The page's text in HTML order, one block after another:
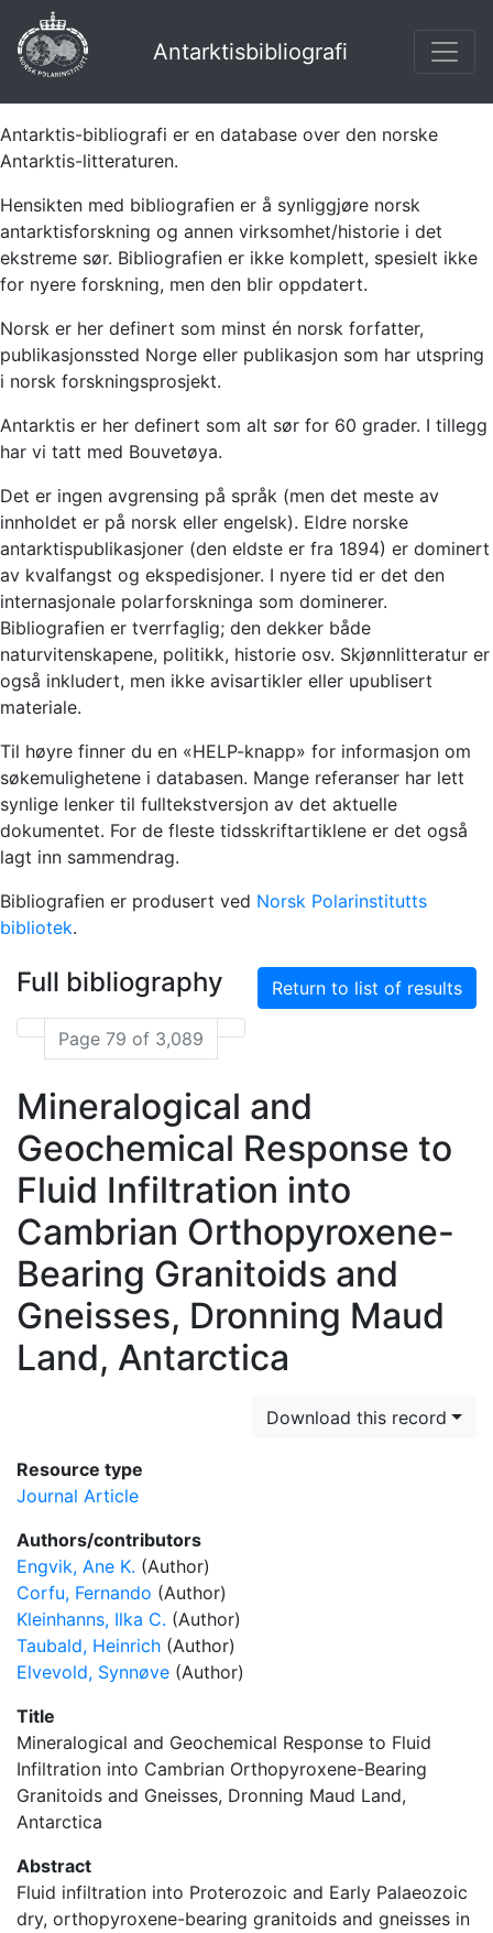
Antarktisbibliografi
Antarktis-bibliografi er en database over den norske
Antarktis-litteraturen.
Hensikten med bibliografien er å synliggjøre norsk
antarktisforskning og annen virksomhet/historie i det
ekstreme sør. Bibliografien er ikke komplett, spesielt ikke
for nyere forskning, men den blir oppdatert.
Norsk er her definert som minst én norsk forfatter,
publikasjonssted Norge eller publikasjon som har utspring
i norsk forskningsprosjekt.
Antarktis er her definert som alt sør for 60 grader. I tillegg
har vi tatt med Bouvetøya.
Det er ingen avgrensing på språk (men det meste av
innholdet er på norsk eller engelsk). Eldre norske
antarktispublikasjoner (den eldste er fra 1894) er dominert
av kvalfangst og ekspedisjoner. I nyere tid er det den
internasjonale polarforskninga som dominerer.
Bibliografien er tverrfaglig; den dekker både
naturvitenskapene, politikk, historie osv. Skjønnlitteratur er
også inkludert, men ikke avisartikler eller upublisert
materiale.
Til høyre finner du en «HELP-knapp» for informasjon om
søkemulighetene i databasen. Mange referanser har lett
synlige lenker til fulltekstversjon av det aktuelle
dokumentet. For de fleste tidsskriftartiklene er det også
lagt inn sammendrag.
Bibliografien er produsert ved Norsk Polarinstitutts
bibliotek.
Full bibliography Return to list of results
Page 79 of 3,089
Mineralogical and
Geochemical Response to
Fluid Infiltration into
Cambrian Orthopyroxene-
Bearing Granitoids and
Gneisses, Dronning Maud
Land, Antarctica
Download this record
Resource type
Journal Article
Authors/contributors
Engvik, Ane K. (Author)
Corfu, Fernando (Author)
Kleinhanns, Ilka C. (Author)
Taubald, Heinrich (Author)
Elvevold, Synnøve (Author)
Title
Mineralogical and Geochemical Response to Fluid
Infiltration into Cambrian Orthopyroxene-Bearing
Granitoids and Gneisses, Dronning Maud Land,
Antarctica
Abstract
Fluid infiltration into Proterozoic and Early Palaeozoic
dry, orthopyroxene-bearing granitoids and gneisses in